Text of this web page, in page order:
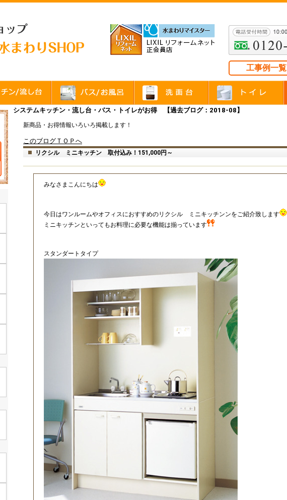
システムキッチン・流し台・バス・トイレがお得 【過去ブログ：2018-08】
工事例一覧
新商品・お得情報いろいろ掲載します！
このブログＴＯＰへ
リクシル ミニキッチン 取付込み！151,000円～
みなさまこんにちは
今日はワンルームやオフィスにおすすめのリクシル ミニキッチンンをご紹介致します
ミニキッチンといってもお料理に必要な機能は揃っています
スタンダートタイプ